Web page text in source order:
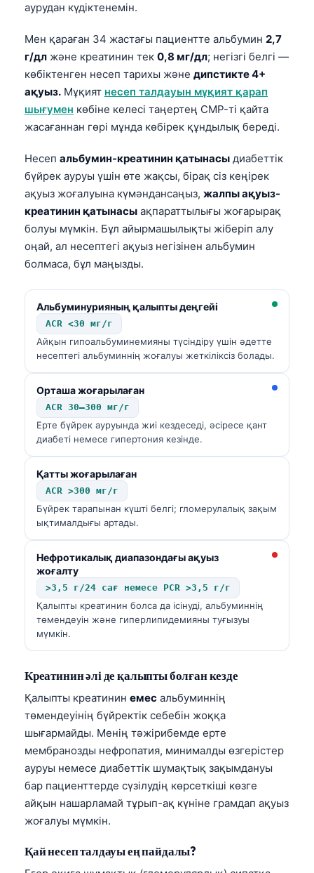
аурудан күдіктенемін.
Мен қараған 34 жастағы пациентте альбумин 2,7
г/дл және креатинин тек 0,8 мг/дл; негізгі белгі —
көбіктенген несеп тарихы және дипстикте 4+
ақуыз. Мұқият несеп талдауын мұқият қарап
шығумен көбіне келесі таңертең CMP-ті қайта
жасағаннан гөрі мұнда көбірек құндылық береді.
Несеп альбумин-креатинин қатынасы диабеттік
бүйрек ауруы үшін өте жақсы, бірақ сіз кеңірек
ақуыз жоғалуына күмәндансаңыз, жалпы ақуыз-
креатинин қатынасы ақпараттылығы жоғарырақ
болуы мүмкін. Бұл айырмашылықты жіберіп алу
оңай, ал несептегі ақуыз негізінен альбумин
болмаса, бұл маңызды.
Альбуминурияның қалыпты деңгейі
ACR <30 мг/г
Айқын гипоальбуминемияны түсіндіру үшін әдетте
несептегі альбуминнің жоғалуы жеткіліксіз болады.
Орташа жоғарылаған
ACR 30–300 мг/г
Ерте бүйрек ауруында жиі кездеседі, әсіресе қант
диабеті немесе гипертония кезінде.
Қатты жоғарылаған
ACR >300 мг/г
Бүйрек тарапынан күшті белгі; гломерулалық зақым
ықтималдығы артады.
Нефротикалық диапазондағы ақуыз
жоғалту
>3,5 г/24 сағ немесе PCR >3,5 г/г
Қалыпты креатинин болса да ісінуді, альбуминнің
төмендеуін және гиперлипидемияны туғызуы
мүмкін.
Креатинин әлі де қалыпты болған кезде
Қалыпты креатинин емес альбуминнің
төмендеуінің бүйректік себебін жоққа
шығармайды. Менің тәжірибемде ерте
мембранозды нефропатия, минималды өзгерістер
ауруы немесе диабеттік шумақтық зақымдануы
бар пациенттерде сүзілудің көрсеткіші көзге
айқын нашарламай тұрып-ақ күніне грамдап ақуыз
жоғалуы мүмкін.
Қай несеп талдауы ең пайдалы?